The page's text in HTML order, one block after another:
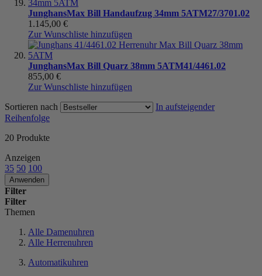
JunghansMax Bill Handaufzug 34mm 5ATM27/3701.02
1.145,00 €
Zur Wunschliste hinzufügen
JunghansMax Bill Quarz 38mm 5ATM41/4461.02
855,00 €
Zur Wunschliste hinzufügen
Sortieren nach
In aufsteigender
Reihenfolge
20 Produkte
Anzeigen
35 50 100
Anwenden
Filter
Filter
Themen
Alle Damenuhren
Alle Herrenuhren
Automatikuhren